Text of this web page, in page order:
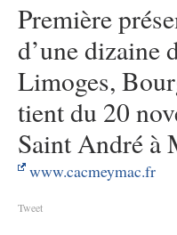
Première
d’une dizaine
Limoges,
tient du 20
Saint André à
www.cacmeymac.fr
Tweet